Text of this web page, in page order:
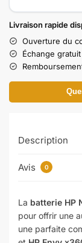
Livraison rapide
Ouverture du
Échange
Description
Avis 0
La batterie HP
pour offrir une
une parfaite